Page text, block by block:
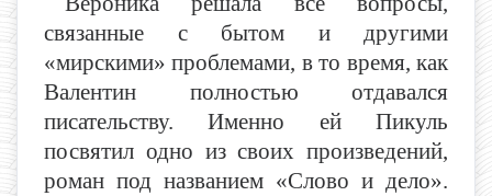
связанные с бытом и другими
«мирскими» проблемами, в то время, как
Валентин полностью отдавался
писательству. Именно ей Пикуль
посвятил одно из своих произведений,
роман под названием «Слово и дело».